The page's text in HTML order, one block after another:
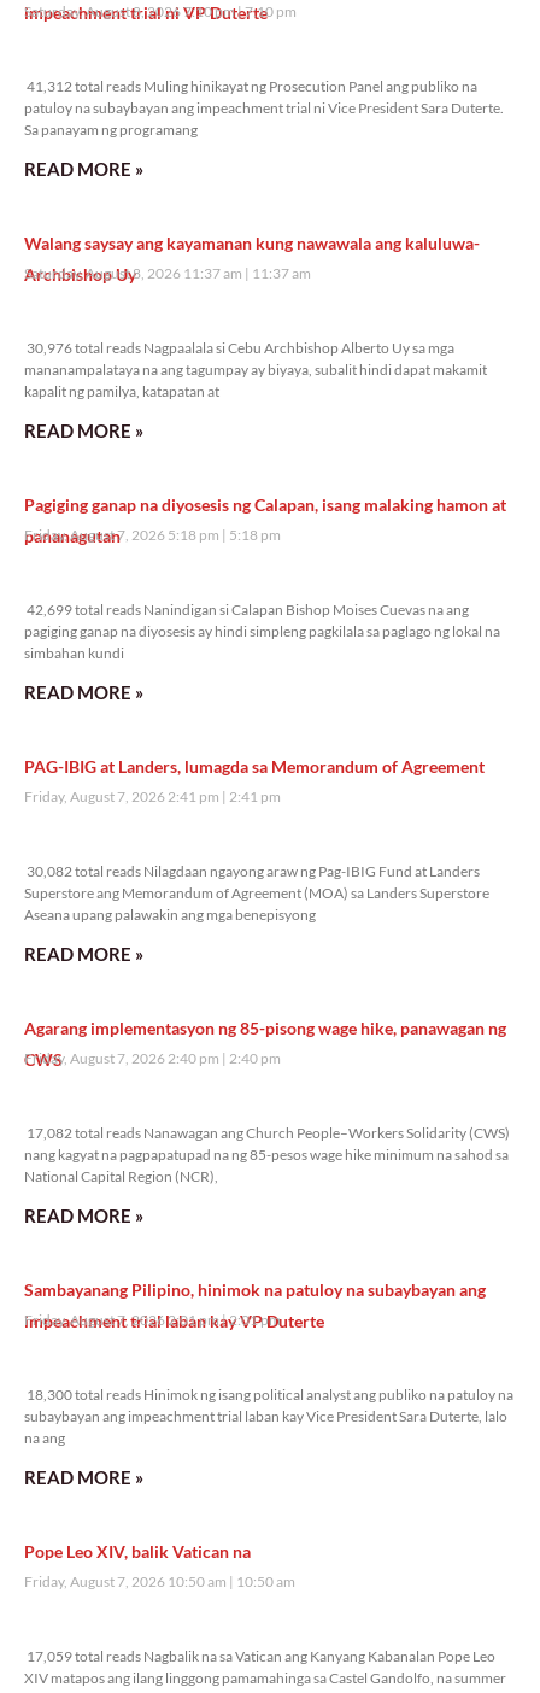
impeachment trial ni VP Duterte
Saturday, August 8, 2026 7:10 pm 7:10 pm
41,312 total reads Muling hinikayat ng Prosecution Panel ang publiko na
patuloy na subaybayan ang impeachment trial ni Vice President Sara Duterte.
Sa panayam ng programang
READ MORE »
Walang saysay ang kayamanan kung nawawala ang kaluluwa-
Archbishop Uy
Saturday, August 8, 2026 11:37 am 11:37 am
30,976 total reads Nagpaalala si Cebu Archbishop Alberto Uy sa mga
mananampalataya na ang tagumpay ay biyaya, subalit hindi dapat makamit
kapalit ng pamilya, katapatan at
READ MORE »
Pagiging ganap na diyosesis ng Calapan, isang malaking hamon at
pananagutan
Friday, August 7, 2026 5:18 pm 5:18 pm
42,699 total reads Nanindigan si Calapan Bishop Moises Cuevas na ang
pagiging ganap na diyosesis ay hindi simpleng pagkilala sa paglago ng lokal na
simbahan kundi
READ MORE »
PAG-IBIG at Landers, lumagda sa Memorandum of Agreement
Friday, August 7, 2026 2:41 pm 2:41 pm
30,082 total reads Nilagdaan ngayong araw ng Pag-IBIG Fund at Landers
Superstore ang Memorandum of Agreement (MOA) sa Landers Superstore
Aseana upang palawakin ang mga benepisyong
READ MORE »
Agarang implementasyon ng 85-pisong wage hike, panawagan ng
CWS
Friday, August 7, 2026 2:40 pm 2:40 pm
17,082 total reads Nanawagan ang Church People–Workers Solidarity (CWS)
nang kagyat na pagpapatupad na ng 85-pesos wage hike minimum na sahod sa
National Capital Region (NCR),
READ MORE »
Sambayanang Pilipino, hinimok na patuloy na subaybayan ang
impeachment trial laban kay VP Duterte
Friday, August 7, 2026 2:01 pm 2:01 pm
18,300 total reads Hinimok ng isang political analyst ang publiko na patuloy na
subaybayan ang impeachment trial laban kay Vice President Sara Duterte, lalo
na ang
READ MORE »
Pope Leo XIV, balik Vatican na
Friday, August 7, 2026 10:50 am 10:50 am
17,059 total reads Nagbalik na sa Vatican ang Kanyang Kabanalan Pope Leo
XIV matapos ang ilang linggong pamamahinga sa Castel Gandolfo, na summer